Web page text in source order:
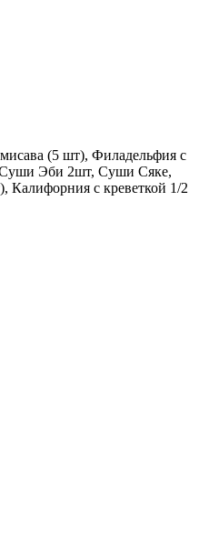
(5 шт), Филадельфия с
Суши Эби 2шт, Суши Сяке,
с креветкой 1/2